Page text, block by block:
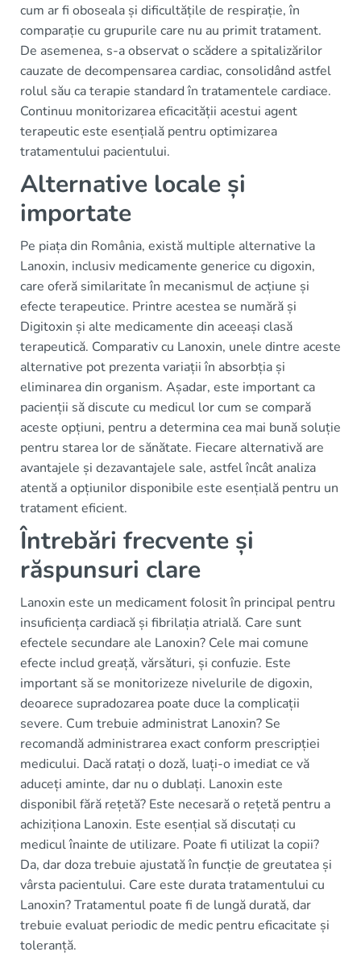
cum ar fi oboseala și dificultățile de respirație, în
comparație cu grupurile care nu au primit tratament.
De asemenea, s-a observat o scădere a spitalizărilor
cauzate de decompensarea cardiac, consolidând astfel
rolul său ca terapie standard în tratamentele cardiace.
Continuu monitorizarea eficacității acestui agent
terapeutic este esențială pentru optimizarea
tratamentului pacientului.
Alternative locale și
importate
Pe piața din România, există multiple alternative la
Lanoxin, inclusiv medicamente generice cu digoxin,
care oferă similaritate în mecanismul de acțiune și
efecte terapeutice. Printre acestea se numără și
Digitoxin și alte medicamente din aceeași clasă
terapeutică. Comparativ cu Lanoxin, unele dintre aceste
alternative pot prezenta variații în absorbția și
eliminarea din organism. Așadar, este important ca
pacienții să discute cu medicul lor cum se compară
aceste opțiuni, pentru a determina cea mai bună soluție
pentru starea lor de sănătate. Fiecare alternativă are
avantajele și dezavantajele sale, astfel încât analiza
atentă a opțiunilor disponibile este esențială pentru un
tratament eficient.
Întrebări frecvente și
răspunsuri clare
Lanoxin este un medicament folosit în principal pentru
insuficiența cardiacă și fibrilația atrială. Care sunt
efectele secundare ale Lanoxin? Cele mai comune
efecte includ greață, vărsături, și confuzie. Este
important să se monitorizeze nivelurile de digoxin,
deoarece supradozarea poate duce la complicații
severe. Cum trebuie administrat Lanoxin? Se
recomandă administrarea exact conform prescripției
medicului. Dacă ratați o doză, luați-o imediat ce vă
aduceți aminte, dar nu o dublați. Lanoxin este
disponibil fără rețetă? Este necesară o rețetă pentru a
achiziționa Lanoxin. Este esențial să discutați cu
medicul înainte de utilizare. Poate fi utilizat la copii?
Da, dar doza trebuie ajustată în funcție de greutatea și
vârsta pacientului. Care este durata tratamentului cu
Lanoxin? Tratamentul poate fi de lungă durată, dar
trebuie evaluat periodic de medic pentru eficacitate și
toleranță.